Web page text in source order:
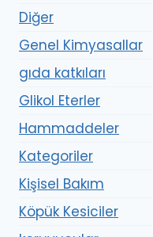
Diğer
Genel Kimyasallar
gıda katkıları
Glikol Eterler
Hammaddeler
Kategoriler
Kişisel Bakım
Köpük Kesiciler